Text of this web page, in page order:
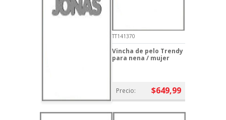
TT141370
Vincha de pelo Trendy
para nena / mujer
Precio: $649,99